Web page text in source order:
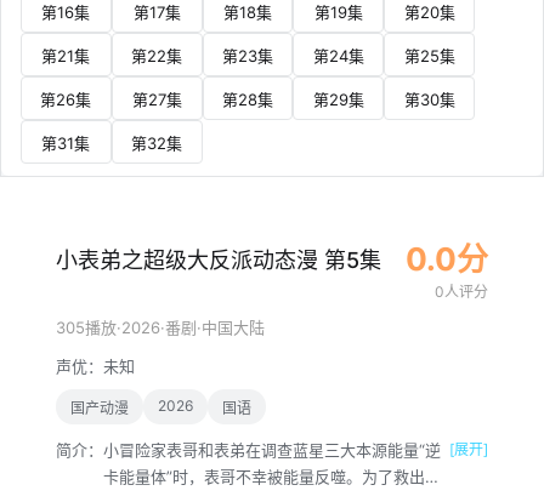
第16集 第17集 第18集 第19集 第20集
第21集 第22集 第23集 第24集 第25集
第26集 第27集 第28集 第29集 第30集
第31集 第32集
小表弟之超级大反派动态漫 第5集 0.0分
0人评分
305播放·2026·番剧·中国大陆
声优： 未知
国产动漫 2026 国语
简介： 小冒险家表哥和表弟在调查蓝星三大本源能量“逆
卡能量体”时，表哥不幸被能量反噬。为了救出表
[展开]